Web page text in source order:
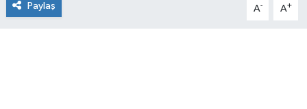
Paylaş A- A+